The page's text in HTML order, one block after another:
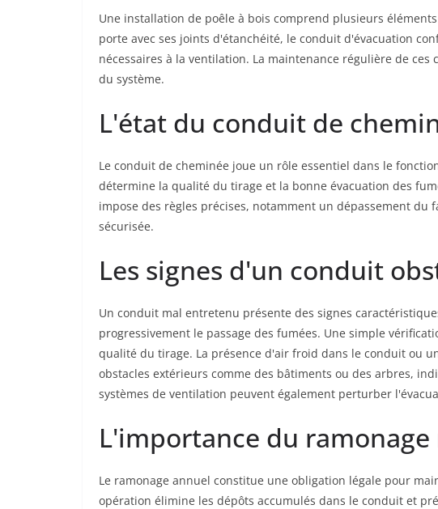
Une installation de poêle à bois comprend plusieurs
porte avec ses joints d'étanchéité, le conduit d'évacuation
nécessaires à la ventilation. La maintenance régulière de
du système.
L'état du conduit de
Le conduit de cheminée joue un rôle essentiel dans le
détermine la qualité du tirage et la bonne évacuation des
impose des règles précises, notamment un dépassement
sécurisée.
Les signes d'un conduit
Un conduit mal entretenu présente des signes
progressivement le passage des fumées. Une simple
qualité du tirage. La présence d'air froid dans le conduit ou
obstacles extérieurs comme des bâtiments ou des arbres,
systèmes de ventilation peuvent également perturber
L'importance du
Le ramonage annuel constitue une obligation légale pour
opération élimine les dépôts accumulés dans le conduit et